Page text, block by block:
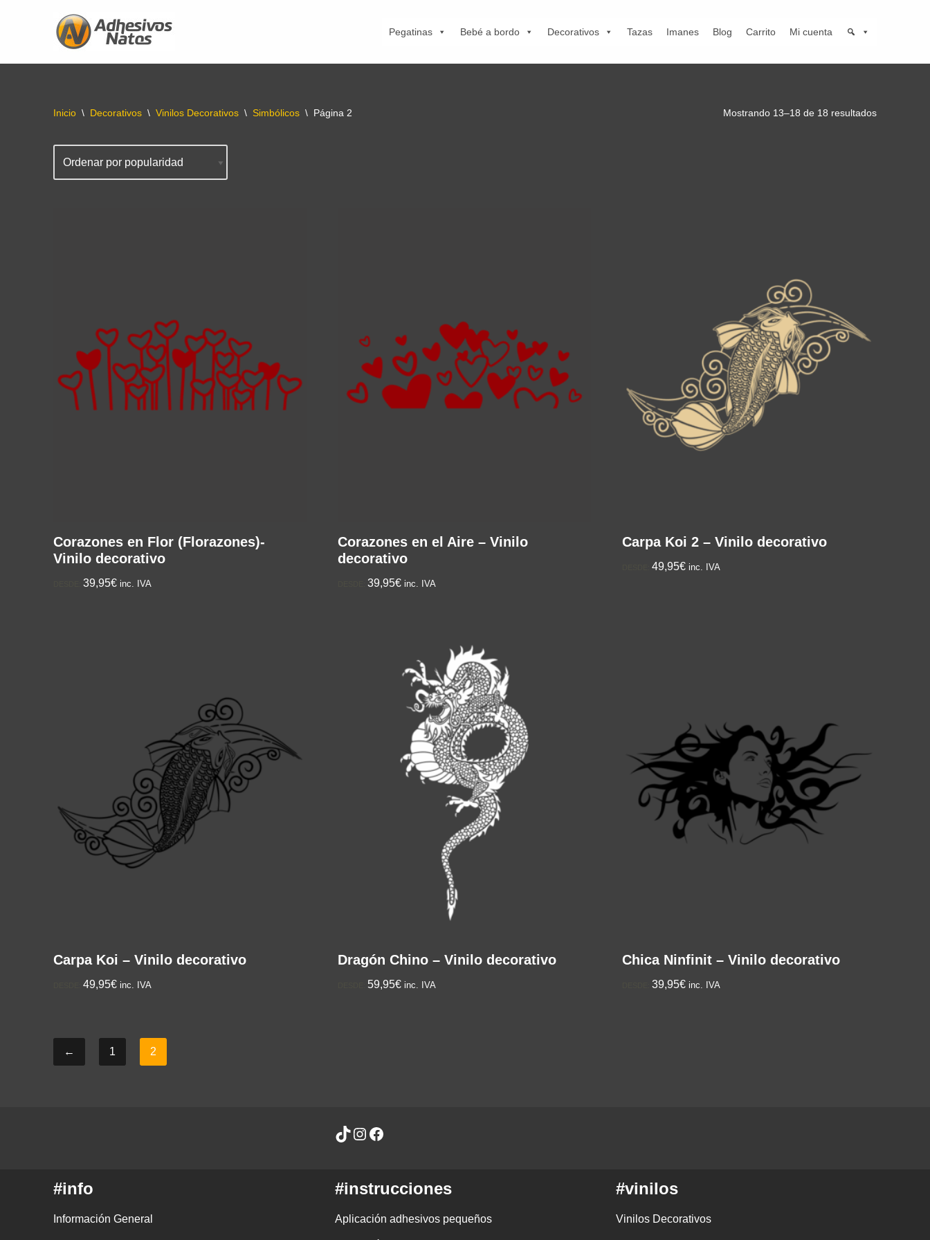
Pegatinas Bebé a bordo Decorativos Tazas Imanes Blog Carrito Mi cuenta
Inicio \ Decorativos \ Vinilos Decorativos \ Simbólicos \ Página 2 Mostrando 13–18 de 18 resultados
Corazones en Flor (Florazones)-
Vinilo decorativo
39,95€ inc. IVA
Corazones en el Aire – Vinilo
decorativo
DESDE:39,95€ inc. IVA
Carpa Koi 2 – Vinilo decorativo
DESDE:49,95€ inc. IVA
Carpa Koi – Vinilo decorativo
49,95€ inc. IVA
Dragón Chino – Vinilo decorativo
59,95€ inc. IVA
Chica Ninfinit – Vinilo decorativo
DESDE:39,95€ inc. IVA
← 1 2
#info
Información General
#instrucciones
Aplicación adhesivos pequeños
#vinilos
Vinilos Decorativos